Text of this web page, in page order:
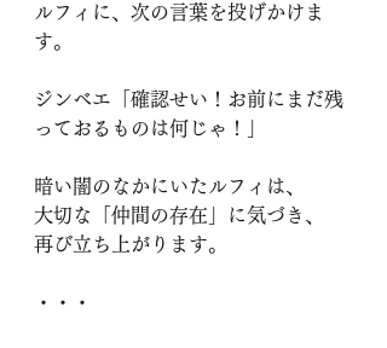
ルフィに、次の言葉を投げかけま
す。
ジンベエ「確認せい！お前にまだ残
っておるものは何じゃ！」
暗い闇のなかにいたルフィは、
大切な「仲間の存在」に気づき、
再び立ち上がります。
・・・